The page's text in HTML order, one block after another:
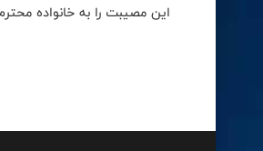
این مصیبت را به خانواده